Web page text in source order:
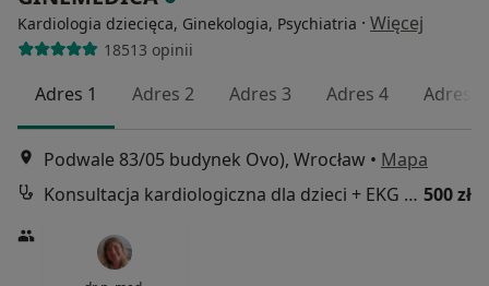
Kardiologia dziecięca, Ginekologia, Psychiatria · Więcej
18513 opinii
Adres 1 Adres 2 Adres 3 Adres 4 Adres 5
Podwale 83/05 budynek Ovo), Wrocław • Mapa
Konsultacja kardiologiczna dla dzieci + EKG i USG serca 500 zł